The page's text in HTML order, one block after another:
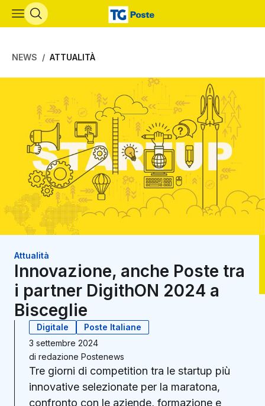
Vai al contenuto principale
NEWS ATTUALITÀ
Attualità
Innovazione, anche Poste tra
i partner DigithON 2024 a
Bisceglie
Digitale
Poste Italiane
3 settembre 2024
di redazione Postenews
Tre giorni di competition tra le startup più
innovative selezionate per la maratona,
confronto con le aziende, formazione e